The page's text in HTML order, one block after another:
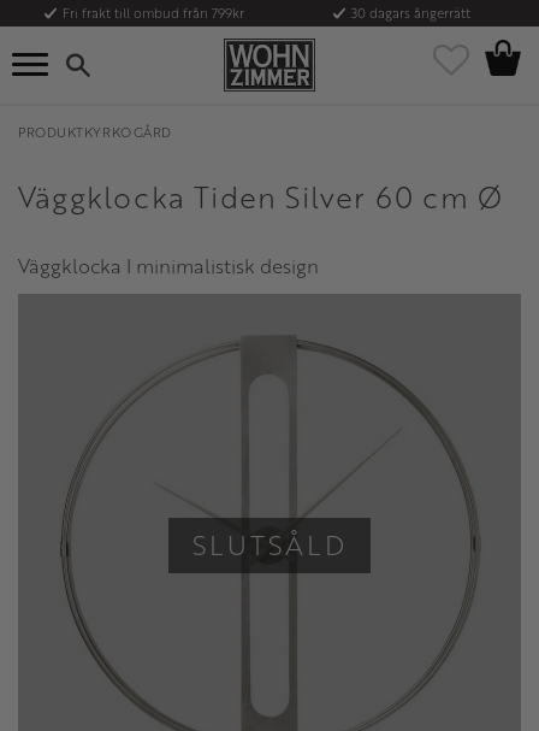
Meny
Fri frakt till ombud från 799kr 30 dagars ångerrätt
Favoriter
PRODUKTKYRKOGÅRD
Väggklocka Tiden Silver 60 cm Ø
Väggklocka I minimalistisk design
SLUTSÅLD